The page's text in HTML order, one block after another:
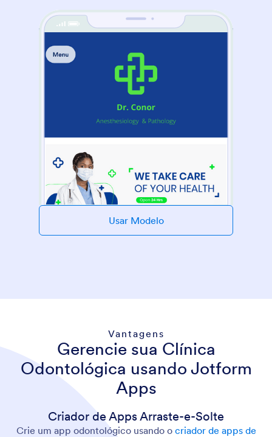
Usar Modelo
Vantagens
Gerencie sua Clínica
Odontológica usando Jotform
Apps
Criador de Apps Arraste-e-Solte
Crie um app odontológico usando o criador de apps de